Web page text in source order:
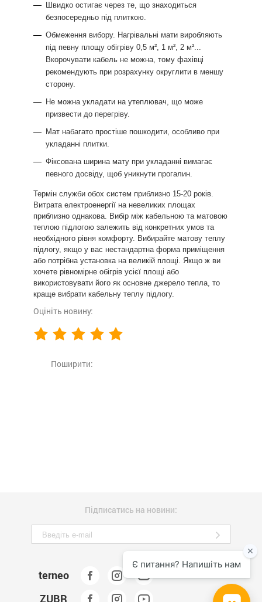
Швидко остигає через те, що знаходиться
безпосередньо під плиткою.
Обмеження вибору. Нагрівальні мати виробляють
під певну площу обігріву 0,5 м², 1 м², 2 м²...
Вкорочувати кабель не можна, тому фахівці
рекомендують при розрахунку округлити в меншу
сторону.
Не можна укладати на утеплювач, що може
призвести до перегріву.
Мат набагато простіше пошкодити, особливо при
укладанні плитки.
Фіксована ширина мату при укладанні вимагає
певного досвіду, щоб уникнути прогалин.
Термін служби обох систем приблизно 15-20 років.
Витрата електроенергії на невеликих площах
приблизно однакова. Вибір між кабельною та матовою
теплою підлогою залежить від конкретних умов та
необхідного рівня комфорту. Вибирайте матову теплу
підлогу, якщо у вас нестандартна форма приміщення
або потрібна установка на великій площі. Якщо ж ви
хочете рівномірне обігрів усієї площі або
використовувати його як основне джерело тепла, то
краще вибрати кабельну теплу підлогу.
Оцініть новину:
Поширити:
Підписатись на новини:
terneo
ZUBR